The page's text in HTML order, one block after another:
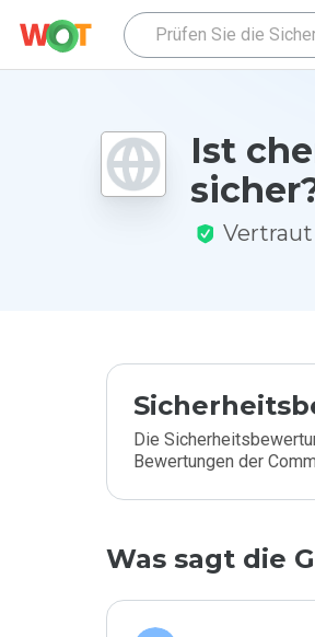
Ist
Die
Bewertungen der
Was sagt die